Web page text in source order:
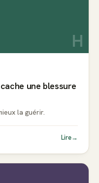
H
une blessure
la guérir.
Lire→